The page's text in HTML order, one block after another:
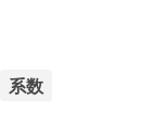
系数